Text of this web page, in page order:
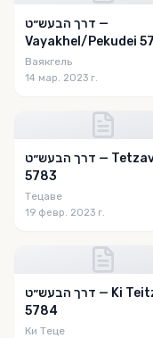
דרך הבעש״ט —
Vayakhel/Pekudei
Ваякгель
14 мар. 2023 г.
דרך הבעש״ט — Tetzaveh
5783
Тецаве
19 февр. 2023 г.
דרך הבעש״ט — Ki Teitzei
5784
Ки Теце